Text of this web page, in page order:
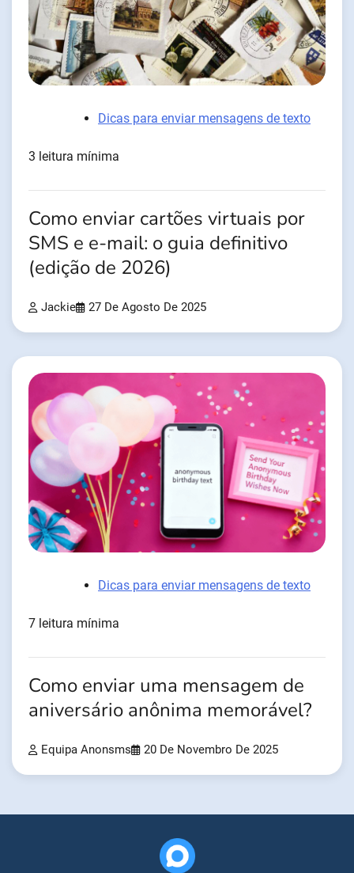
Dicas para enviar mensagens de texto
3 leitura mínima
Como enviar cartões virtuais por
SMS e e-mail: o guia definitivo
(edição de 2026)
Jackie 27 De Agosto De 2025
Dicas para enviar mensagens de texto
7 leitura mínima
Como enviar uma mensagem de
aniversário anônima memorável?
Equipa Anonsms 20 De Novembro De 2025